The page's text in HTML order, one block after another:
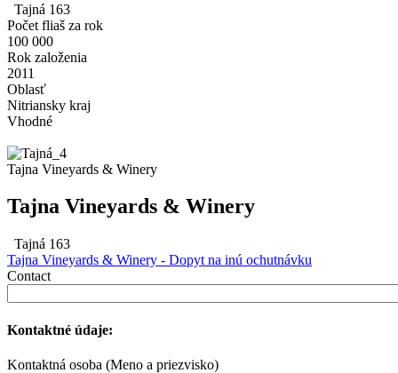
Tajná 163
Počet fliaš za rok
100 000
Rok založenia
2011
Oblasť
Nitriansky kraj
Vhodné
Tajna Vineyards & Winery
Tajna Vineyards & Winery
Tajná 163
Tajna Vineyards & Winery - Dopyt na inú ochutnávku
Contact
Kontaktné údaje:
Kontaktná osoba (Meno a priezvisko)